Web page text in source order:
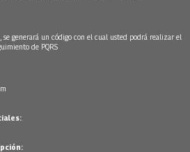
generará un código con el cual usted podrá realizar el
de PQRS